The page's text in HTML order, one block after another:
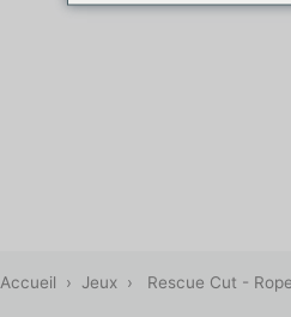
Accueil › Jeux › Rescue Cut -